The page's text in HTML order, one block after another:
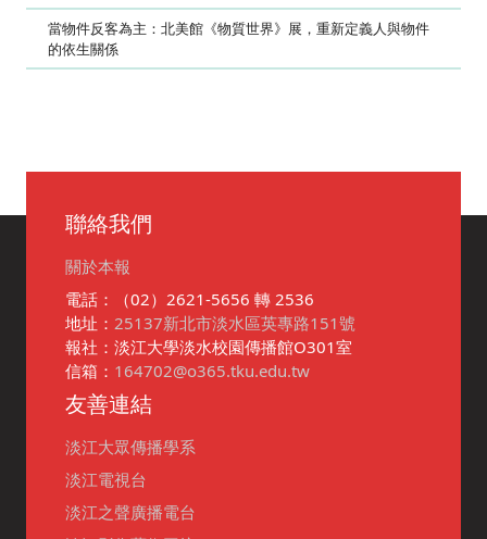
當物件反客為主：北美館《物質世界》展，重新定義人與物件
的依生關係
聯絡我們
關於本報
電話：（02）2621-5656 轉 2536
地址： 25137新北市淡水區英專路151號
報社：淡江大學淡水校園傳播館O301室
信箱： 164702@o365.tku.edu.tw
友善連結
淡江大眾傳播學系
淡江電視台
淡江之聲廣播電台